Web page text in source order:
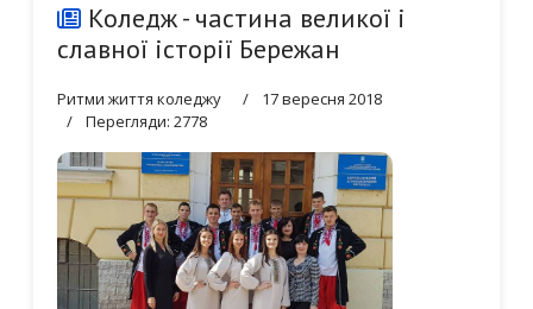
Коледж - частина великої і
славної історії Бережан
Ритми життя коледжу
17 вересня 2018
Перегляди: 2778